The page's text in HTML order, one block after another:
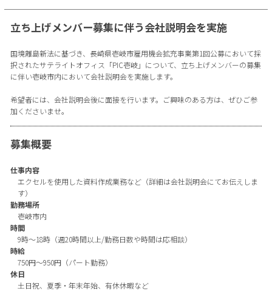
立ち上げメンバー募集に伴う会社説明会を実施
国境離島新法に基づき、長崎県壱岐市雇用機会拡充事業第1回公募において採
択されたサテライトオフィス「PIC壱岐」について、立ち上げメンバーの募集
に伴い壱岐市内において会社説明会を実施します。
希望者には、会社説明会後に面接を行います。ご興味のある方は、ぜひご参
加くださいませ。
募集概要
仕事内容
エクセルを使用した資料作成業務など（詳細は会社説明会にてお伝えしま
す）
勤務場所
壱岐市内
時間
9時〜18時（週20時間以上/勤務日数や時間は応相談）
時給
750円〜950円（パート勤務）
休日
土日祝、夏季・年末年始、有休休暇など